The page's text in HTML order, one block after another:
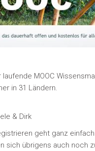
MOOC
in 31 Ländern.
& Dirk
geht ganz
sich übrigens auch noch